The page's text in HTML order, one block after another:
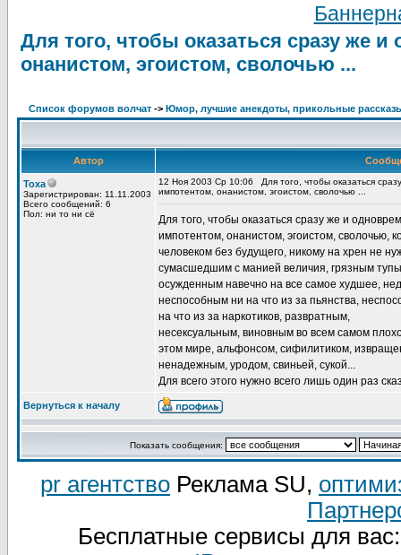
Для того, чтобы оказаться сразу же
онанистом, эгоистом, сволочью ...
Список форумов волчат -> Юмор, лучшие анекдоты, прикольные
Автор
Toxa
Зарегистрирован: 11.11.2003
Всего сообщений: 6
Пол: ни то ни сё
12 Ноя 2003 Ср 10:06
Для того, чтобы оказаться
импотентом, онанистом, эгоистом, сволочью ...
Для того, чтобы оказаться сразу же и
импотентом, онанистом, эгоистом, сволочью,
человеком без будущего, никому на хрен не
сумасшедшим с манией величия, грязным
осужденным навечно на все самое худшее,
неспособным ни на что из за пьянства,
на что из за наркотиков, развратным,
несексуальным, виновным во всем самом
этом мире, альфонсом, сифилитиком,
ненадежным, уродом, свиньей, сукой...
Для всего этого нужно всего лишь один раз
Вернуться к началу
Показать сообщения:
pr агентство Реклама SU,
Бесплатные сервисы для